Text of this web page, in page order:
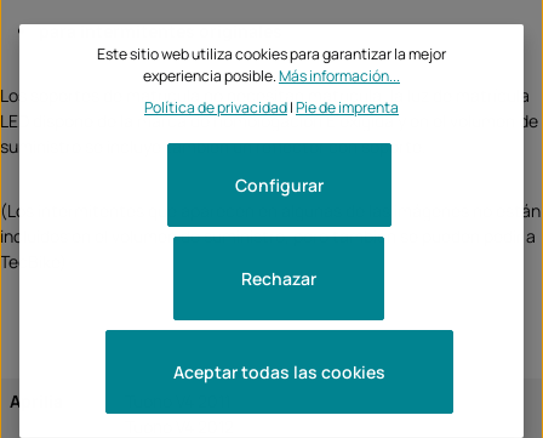
para intermitentes originales
Los soportes de matrícula no necesitan matrícula, la luz de matrícula
LED dispone de la marca de homologación E exigida y en el volumen de
suministro se incluye también un reflector con soporte.
(Los intermitentes que aparecen en algunas de las imágenes no están
incluidos en el volumen de suministro, pero también se pueden pedir a
TecBike)
Aprilia
Este sitio web utiliza cookies para garantizar la mejor
experiencia posible.Más información...
Política de privacidad|Pie de imprenta
Rechazar
Configurar
Aceptar todas las cookies